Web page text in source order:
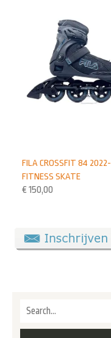
FILA CROSSFIT 84 2022-
FITNESS SKATE
€ 150,00